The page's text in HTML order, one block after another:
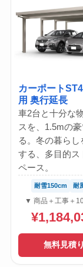
カーポート
用 奥行延長
車2台と十分な
スを、1.5mの
る。冬の暮らし
する、多目的ス
ペース。
耐雪150cm 耐
▼ 商品＋工事＋
無料見積